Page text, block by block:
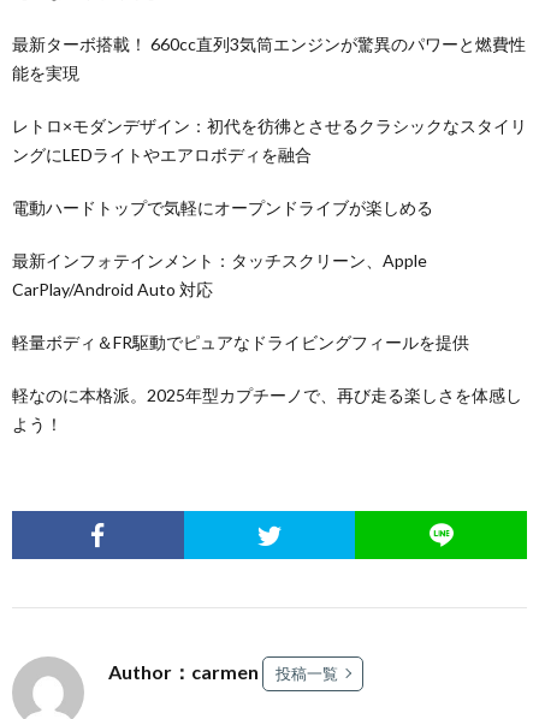
最新ターボ搭載！ 660cc直列3気筒エンジンが驚異のパワーと燃費性
能を実現
レトロ×モダンデザイン：初代を彷彿とさせるクラシックなスタイリ
ングにLEDライトやエアロボディを融合
電動ハードトップで気軽にオープンドライブが楽しめる
最新インフォテインメント：タッチスクリーン、Apple
CarPlay/Android Auto 対応
軽量ボディ＆FR駆動でピュアなドライビングフィールを提供
軽なのに本格派。2025年型カプチーノで、再び走る楽しさを体感し
よう！
Author：carmen 投稿一覧